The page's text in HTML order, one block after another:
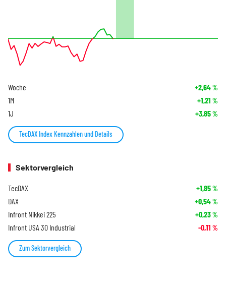
Woche +2,64%
1M +1,21 %
1J +3,85%
TecDAX Index Kennzahlen und Details
Sektorvergleich
TecDAX +1,85%
DAX +0,54%
Infront Nikkei 225 +0,23%
Infront USA 30 Industrial -0,11 %
Zum Sektorvergleich